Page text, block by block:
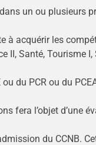
un ou plusieurs
à acquérir les
II, Santé, Tourisme I,
du PCR ou du
fera l’objet d’une
du CCNB.